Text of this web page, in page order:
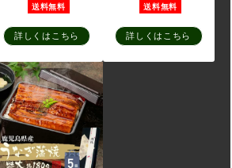
180g×2個セット
うなぎ 蒲焼 たれ
山椒付き
送料無料
詳しくはこちら
180g×3個セット
うなぎ 蒲焼 たれ
山椒付き
送料無料
詳しくはこちら